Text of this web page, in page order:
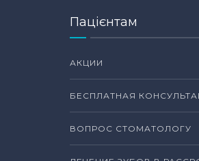
Пацієнтам
АКЦИИ
БЕСПЛАТНАЯ
ВОПРОС СТОМАТОЛОГУ